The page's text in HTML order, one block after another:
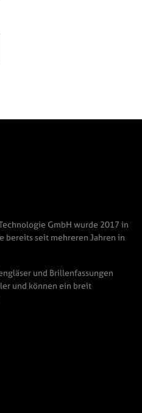
GmbH wurde 2017 in
bereits seit mehreren Jahren in
und Brillenfassungen
und können ein breit